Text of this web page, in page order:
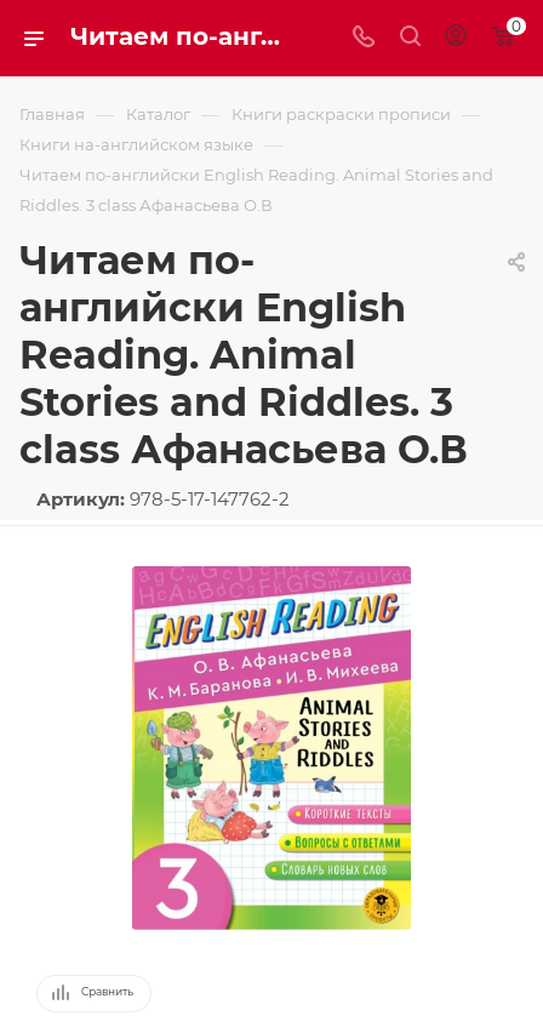
Читаем по-английски English Reading. Animal Stories and Riddles. 3 class Афанасьева О.В 0
Главная — Каталог — Книги раскраски прописи —
Книги на-английском языке —
Читаем по-английски English Reading. Animal Stories and
Riddles. 3 class Афанасьева О.В
Читаем по-
английски English
Reading. Animal
Stories and Riddles. 3
class Афанасьева О.В
Артикул: 978-5-17-147762-2
Сравнить